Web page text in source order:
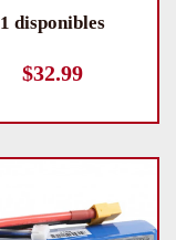
1 disponibles
$32.99